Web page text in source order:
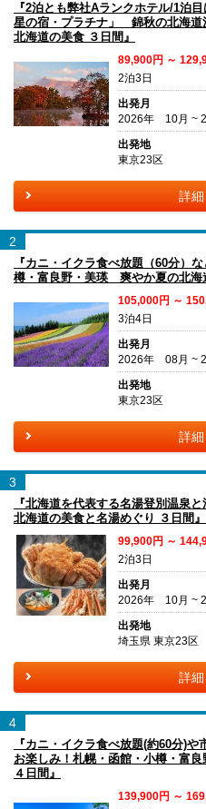
『2泊とも弊社Aランクホテル/1泊
星の宿・プラチナ」 錦秋の北海道
北海道の美食 ３日間』
89,900円 ～
2泊3日
出発月
2026年 10月 ~
出発地
東京23区
詳
2
『カニ・イクラ食べ放題（60分）
樽・富良野・美瑛 爽やか夏の北海
105,000円 ～
3泊4日
出発月
2026年 08月 ~
出発地
東京23区
詳
3
『北海道を代表する名湯登別温泉
北海道の美食と名湯めぐり ３日間
99,900円 ～
2泊3日
出発月
2026年 10月 ~
出発地
埼玉県 東京23区
詳
4
『カニ・イクラ食べ放題(約60分)
お楽しみ！札幌・函館・小樽・富
４日間』
139,900円 ～